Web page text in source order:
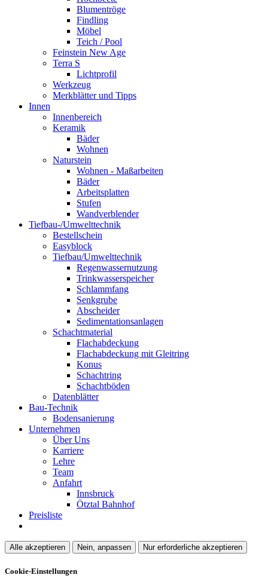
Blumentröge
Findling
Möbel
Teich / Pool
Feinstein New Age
Terra S
Lichtprofil
Werkzeug
Merkblätter und Tipps
Innen
Innenbereich
Keramik
Bäder
Wohnen
Naturstein
Wohnen - Maßarbeiten
Bäder
Arbeitsplatten
Stufen
Wandverblender
Tiefbau-/Umwelttechnik
Bestellschein
Easyblock
Tiefbau/Umwelttechnik
Regenwassernutzung
Trinkwasserspeicher
Schlammfang
Senkgrube
Abscheider
Sedimentationsanlagen
Schachtmaterial
Flachabdeckung
Flachabdeckung mit Gleitring
Konus
Schachtring
Schachtböden
Datenblätter
Bau-Technik
Bodensanierung
Unternehmen
Über Uns
Karriere
Lehre
Team
Anfahrt
Innsbruck
Ötztal Bahnhof
Preisliste
Alle akzeptieren Nein, anpassen Nur erforderliche akzeptieren
Cookie-Einstellungen